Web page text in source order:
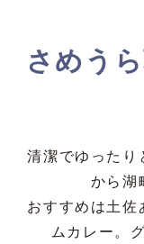
さめう
清潔でゆったり
から湖
おすすめは土
ムカレー。